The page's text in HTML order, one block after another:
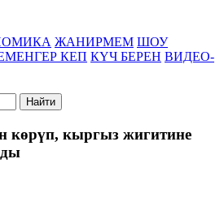
ЖАНИРМЕМ ШОУ
КЕП КҮЧ БЕРЕН ВИДЕО-
Найти
көрүп, кыргыз жигитине